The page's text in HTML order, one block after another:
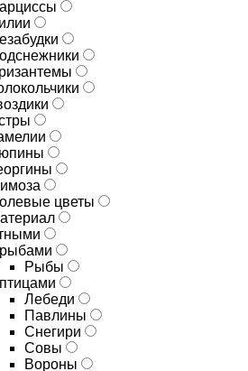
цветы
Рыбы
Лебеди
Павлины
Снегири
Совы
Вороны